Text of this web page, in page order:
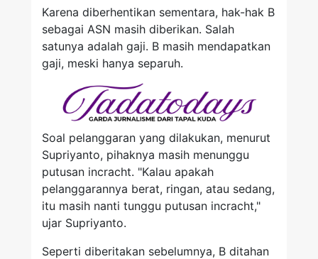
Karena diberhentikan sementara, hak-hak B
sebagai ASN masih diberikan. Salah
satunya adalah gaji. B masih mendapatkan
gaji, meski hanya separuh.
Soal pelanggaran yang dilakukan, menurut
Supriyanto, pihaknya masih menunggu
putusan incracht. "Kalau apakah
pelanggarannya berat, ringan, atau sedang,
itu masih nanti tunggu putusan incracht,"
ujar Supriyanto.
Seperti diberitakan sebelumnya, B ditahan